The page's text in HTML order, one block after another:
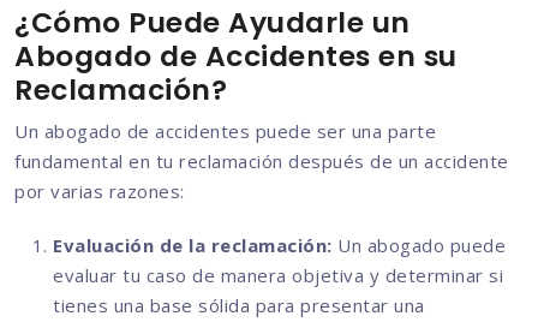
¿Cómo Puede Ayudarle un
Abogado de Accidentes en su
Reclamación?
Un abogado de accidentes puede ser una parte
fundamental en tu reclamación después de un accidente
por varias razones:
Evaluación de la reclamación: Un abogado puede
evaluar tu caso de manera objetiva y determinar si
tienes una base sólida para presentar una